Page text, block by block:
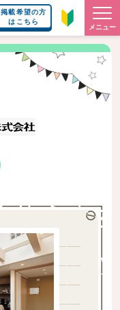
掲載希望の方
はこちら
メニュー